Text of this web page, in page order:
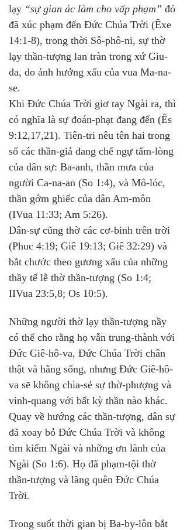
lạy “sự gian ác làm cho vấp phạm” đó
đã xúc phạm đến Đức Chúa Trời (Êxe
14:1-8), trong thời Sô-phô-ni, sự thờ
lạy thần-tượng lan tràn trong xứ Giu-
đa, do ảnh hưởng xấu của vua Ma-na-
se.
Khi Đức Chúa Trời giơ tay Ngài ra, thì
có nghĩa là sự đoán-phạt đang đến (Ês
9:12,17,21). Tiên-tri nêu tên hai trong
số các thần-giả đang chế ngự tấm-lòng
của dân sự: Ba-anh, thần mưa của
người Ca-na-an (So 1:4), và Mô-lóc,
thần gớm ghiếc của dân Am-môn
(IVua 11:33; Am 5:26).
Dân-sự cũng thờ các cơ-binh trên trời
(Phuc 4:19; Giê 19:13; Giê 32:29) và
bắt chước theo gương xấu của những
thầy tế lễ thờ thần-tượng (So 1:4;
IIVua 23:5,8; Os 10:5).
Những người thờ lạy thần-tượng nầy
có thể cho rằng họ vẫn trung-thành với
Đức Giê-hô-va, Đức Chúa Trời chân
thật và hằng sống, nhưng Đức Giê-hô-
va sẽ không chia-sẻ sự thờ-phượng và
vinh-quang với bất kỳ thần nào khác.
Quay về hướng các thần-tượng, dân sự
đã xoay bỏ Đức Chúa Trời và không
tìm kiếm Ngài và những ơn lành của
Ngài (So 1:6). Họ đã phạm-tội thờ
thần-tượng và lãng quên Đức Chúa
Trời.
Trong suốt thời gian bị Ba-by-lôn bắt